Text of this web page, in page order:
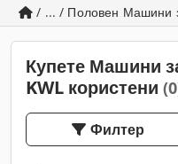
/ ... / Половен Машини
Купете Машини
KWL користени
Филтер